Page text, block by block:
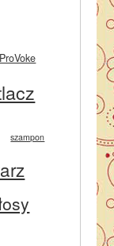
ProVoke
szampon